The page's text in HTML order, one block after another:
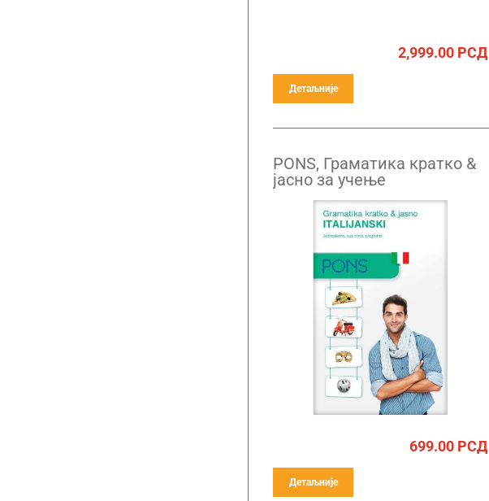
2,999.00РСД
Детаљније
PONS, Граматика кратко &
јасно за учење
италијанског језика
699.00РСД
Детаљније